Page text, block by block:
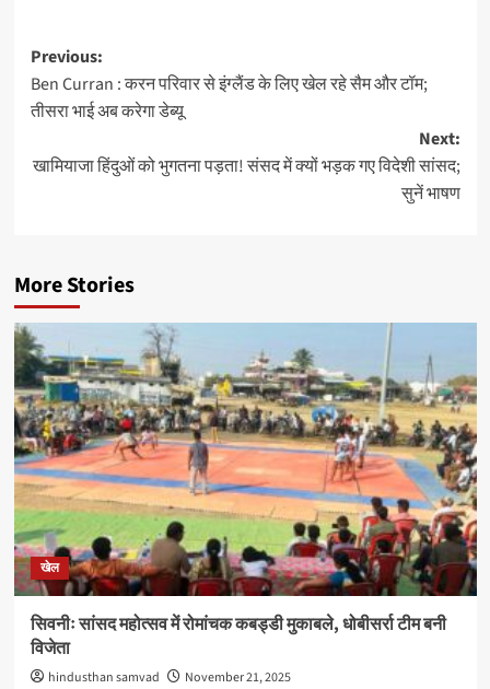
Post
navigation
Previous:
Ben Curran : करन परिवार से इंग्लैंड के लिए खेल रहे सैम और टॉम;
तीसरा भाई अब करेगा डेब्यू
Next:
खामियाजा हिंदुओं को भुगतना पड़ता! संसद में क्यों भड़क गए विदेशी सांसद;
सुनें भाषण
More Stories
खेल
सिवनीः सांसद महोत्सव में रोमांचक कबड्डी मुकाबले, धोबीसर्रा टीम बनी
विजेता
hindusthan samvad November 21, 2025